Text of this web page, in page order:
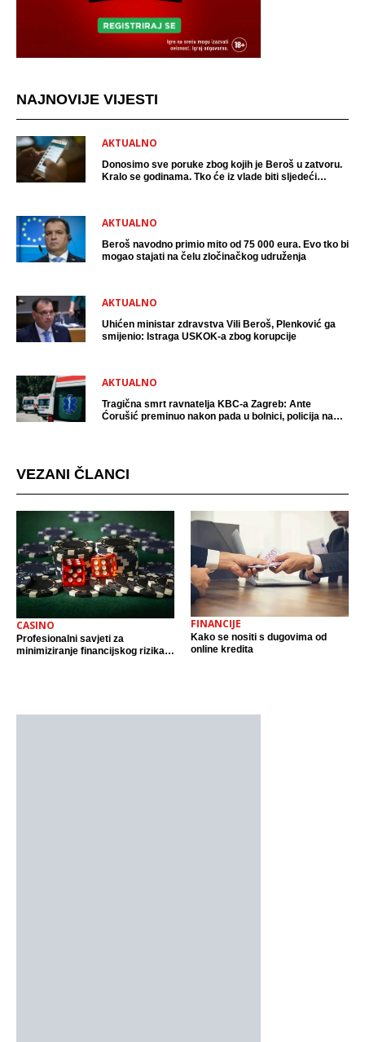
NAJNOVIJE VIJESTI
AKTUALNO
Donosimo sve poruke zbog kojih je Beroš u zatvoru.
Kralo se godinama. Tko će iz vlade biti sljedeći
AKTUALNO
Beroš navodno primio mito od 75 000 eura. Evo tko bi
mogao stajati na čelu zločinačkog udruženja
AKTUALNO
Uhićen ministar zdravstva Vili Beroš, Plenković ga
smijenio: Istraga USKOK-a zbog korupcije
AKTUALNO
Tragična smrt ravnatelja KBC-a Zagreb: Ante
Ćorušić preminuo nakon pada u bolnici, policija na
VEZANI ČLANCI
CASINO
Profesionalni savjeti za
minimiziranje financijskog rizika
FINANCIJE
Kako se nositi s dugovima od
online kredita